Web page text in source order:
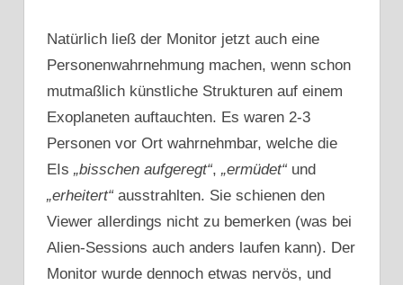
Natürlich ließ der Monitor jetzt auch eine
Personenwahrnehmung machen, wenn schon
mutmaßlich künstliche Strukturen auf einem
Exoplaneten auftauchten. Es waren 2-3
Personen vor Ort wahrnehmbar, welche die
EIs „bisschen aufgeregt“, „ermüdet“ und
„erheitert“ ausstrahlten. Sie schienen den
Viewer allerdings nicht zu bemerken (was bei
Alien-Sessions auch anders laufen kann). Der
Monitor wurde dennoch etwas nervös, und